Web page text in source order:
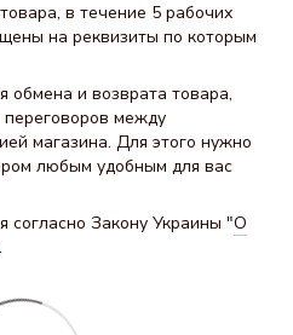
в течение 5 рабочих
на реквизиты по которым
и возврата товара,
между
магазина. Для этого нужно
любым удобным для вас
согласно Закону Украины "О